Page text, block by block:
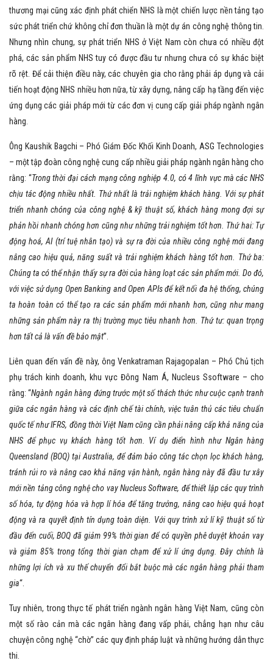
thương mại cũng xác định phát chiển NHS là một chiến lược nền tảng tạo
sức phát triển chứ không chỉ đơn thuần là một dự án công nghệ thông tin.
Nhưng nhìn chung, sự phát triển NHS ở Việt Nam còn chưa có nhiều đột
phá, các sản phẩm NHS tuy có được đầu tư nhưng chưa có sự khác biệt
rõ rệt. Để cải thiện điều này, các chuyên gia cho rằng phải áp dụng và cải
tiến hoạt động NHS nhiều hơn nữa, từ xây dựng, nâng cấp hạ tầng đến việc
ứng dụng các giải pháp mới từ các đơn vị cung cấp giải pháp ngành ngân
hàng.
Ông Kaushik Bagchi – Phó Giám Đốc Khối Kinh Doanh, ASG Technologies
– một tập đoàn công nghệ cung cấp nhiều giải pháp ngành ngân hàng cho
rằng: “Trong thời đại cách mạng công nghiệp 4.0, có 4 lĩnh vực mà các NHS
chịu tác động nhiều nhất. Thứ nhất là trải nghiệm khách hàng. Với sự phát
triển nhanh chóng của công nghệ & kỹ thuật số, khách hàng mong đợi sự
phản hồi nhanh chóng hơn cũng như những trải nghiệm tốt hơn. Thứ hai: Tự
động hoá, AI (trí tuệ nhân tạo) và sự ra đời của nhiều công nghệ mới đang
nâng cao hiệu quả, năng suất và trải nghiệm khách hàng tốt hơn. Thứ ba:
Chúng ta có thể nhận thấy sự ra đời của hàng loạt các sản phẩm mới. Do đó,
với việc sử dụng Open Banking and Open APIs để kết nối đa hệ thống, chúng
ta hoàn toàn có thể tạo ra các sản phẩm mới nhanh hơn, cũng như mang
những sản phẩm này ra thị trường mục tiêu nhanh hơn. Thứ tư: quan trọng
hơn tất cả là vấn đề bảo mật”.
Liên quan đến vấn đề này, ông Venkatraman Rajagopalan – Phó Chủ tịch
phụ trách kinh doanh, khu vực Đông Nam Á, Nucleus Ssoftware – cho
rằng: “Ngành ngân hàng đứng trước một số thách thức như cuộc cạnh tranh
giữa các ngân hàng và các định chế tài chính, việc tuân thủ các tiêu chuẩn
quốc tế như IFRS, đồng thời Việt Nam cũng cần phải nâng cấp khả năng của
NHS để phục vụ khách hàng tốt hơn. Ví dụ điển hình như Ngân hàng
Queensland (BOQ) tại Australia, để đảm bảo công tác chọn lọc khách hàng,
tránh rủi ro và nâng cao khả năng vận hành, ngân hàng này đã đầu tư xây
mới nền tảng công nghệ cho vay Nucleus Software, để thiết lập các quy trình
số hóa, tự động hóa và hợp lí hóa để tăng trưởng, nâng cao hiệu quả hoạt
động và ra quyết định tín dụng toàn diện. Với quy trình xử lí kỹ thuật số từ
đầu đến cuối, BOQ đã giảm 99% thời gian để có quyền phê duyệt khoản vay
và giảm 85% trong tổng thời gian chạm để xử lí ứng dụng. Đây chính là
những lợi ích và xu thế chuyển đổi bắt buộc mà các ngân hàng phải tham
gia“.
Tuy nhiên, trong thực tế phát triển ngành ngân hàng Việt Nam, cũng còn
một số rào cản mà các ngân hàng đang vấp phải, chẳng hạn như câu
chuyện công nghệ “chờ” các quy định pháp luật và những hướng dẫn thực
thi.